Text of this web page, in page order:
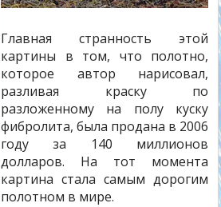
Главная странность этой
картины в том, что полотно,
которое автор нарисовал,
разливая краску по
разложенному на полу куску
фибролита, была продана в 2006
году за 140 миллионов
долларов. На тот момента
картина стала самым дорогим
полотном в мире.